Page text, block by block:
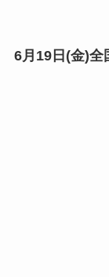
6月19日(金)全